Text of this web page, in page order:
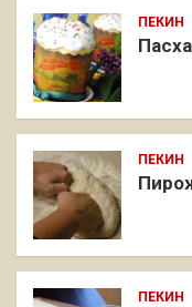
ПЕКИН
ПЕКИН
ПЕКИН